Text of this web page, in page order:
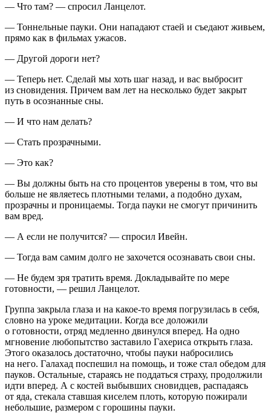
— Что там? — спросил Ланцелот.
— Тоннельные пауки. Они нападают стаей и съедают живьем,
прямо как в фильмах ужасов.
— Другой дороги нет?
— Теперь нет. Сделай мы хоть шаг назад, и вас выбросит
из сновидения. Причем вам лет на несколько будет закрыт
путь в осознанные сны.
— И что нам делать?
— Стать прозрачными.
— Это как?
— Вы должны быть на сто процентов уверены в том, что вы
больше не являетесь плотными телами, а подобно духам,
прозрачны и проницаемы. Тогда пауки не смогут причинить
вам вред.
— А если не получится? — спросил Ивейн.
— Тогда вам самим долго не захочется осознавать свои сны.
— Не будем зря тратить время. Докладывайте по мере
готовности, — решил Ланцелот.
Группа закрыла глаза и на какое-то время погрузилась в себя,
словно на уроке медитации. Когда все доложили
о готовности, отряд медленно двинулся вперед. На одно
мгновение любопытство заставило Гахериса открыть глаза.
Этого оказалось достаточно, чтобы пауки набросились
на него. Галахад поспешил на помощь, и тоже стал обедом для
пауков. Остальные, стараясь не поддаться страху, продолжили
идти вперед. А с костей выбывших сновидцев, распадаясь
от яда, стекала ставшая киселем плоть, которую пожирали
небольшие, размером с горошины пауки.